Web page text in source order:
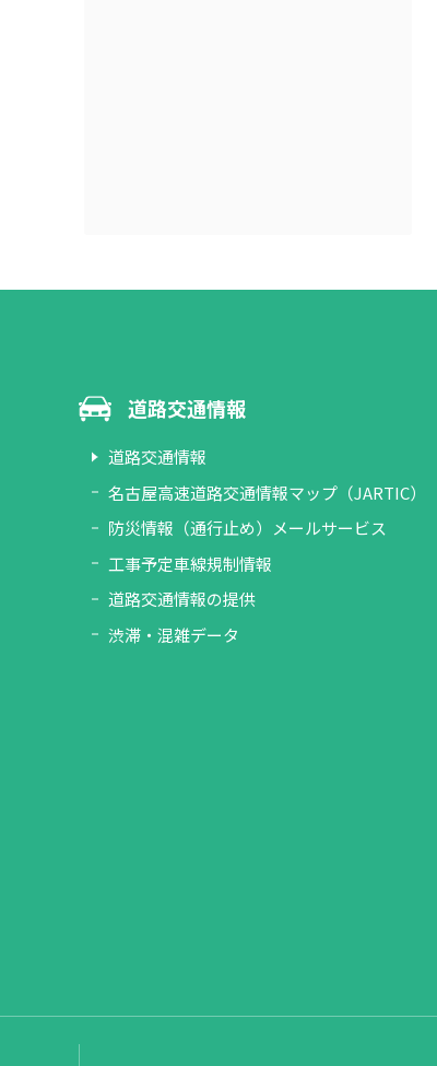
道路交通情報
道路交通情報
名古屋高速道路交通情報マップ（JARTIC）
防災情報（通行止め）メールサービス
工事予定車線規制情報
道路交通情報の提供
渋滞・混雑データ